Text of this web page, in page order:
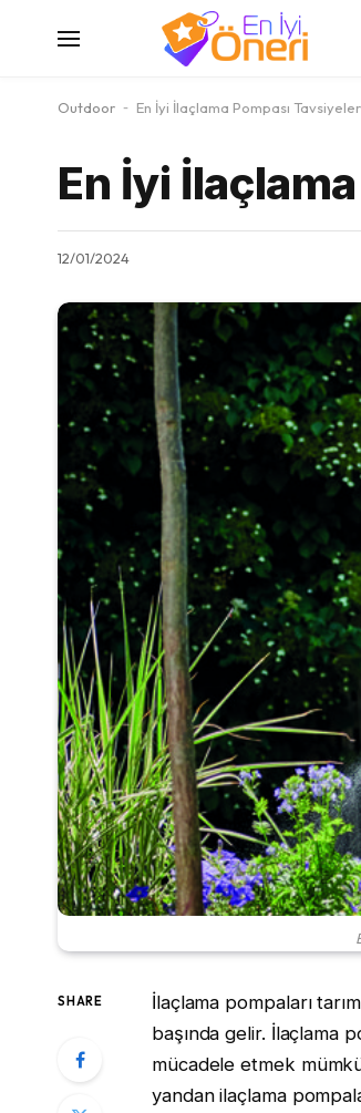
Outdoor - En İyi İlaçlama Pompası
En İyi
12/01/2024
SHARE
İlaçlama pompaları
başında gelir. İlaçlama
mücadele etmek
yandan ilaçlama